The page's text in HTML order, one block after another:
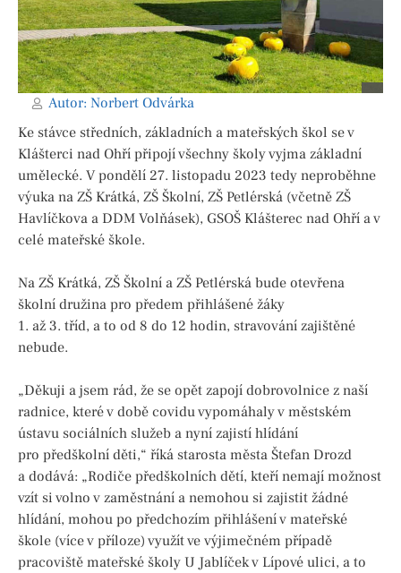
Autor: Norbert Odvárka
Ke stávce středních, základních a mateřských škol se v
Klášterci nad Ohří připojí všechny školy vyjma základní
umělecké. V pondělí 27. listopadu 2023 tedy neproběhne
výuka na ZŠ Krátká, ZŠ Školní, ZŠ Petlérská (včetně ZŠ
Havlíčkova a DDM Volňásek), GSOŠ Klášterec nad Ohří a v
celé mateřské škole.
Na ZŠ Krátká, ZŠ Školní a ZŠ Petlérská bude otevřena
školní družina pro předem přihlášené žáky
1. až 3. tříd, a to od 8 do 12 hodin, stravování zajištěné
nebude.
„Děkuji a jsem rád, že se opět zapojí dobrovolnice z naší
radnice, které v době covidu vypomáhaly v městském
ústavu sociálních služeb a nyní zajistí hlídání
pro předškolní děti,“ říká starosta města Štefan Drozd
a dodává: „Rodiče předškolních dětí, kteří nemají možnost
vzít si volno v zaměstnání a nemohou si zajistit žádné
hlídání, mohou po předchozím přihlášení v mateřské
škole (více v příloze) využít ve výjimečném případě
pracoviště mateřské školy U Jablíček v Lípové ulici, a to